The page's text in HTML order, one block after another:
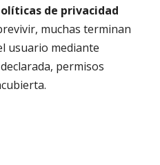
de privacidad
muchas terminan
usuario mediante
permisos